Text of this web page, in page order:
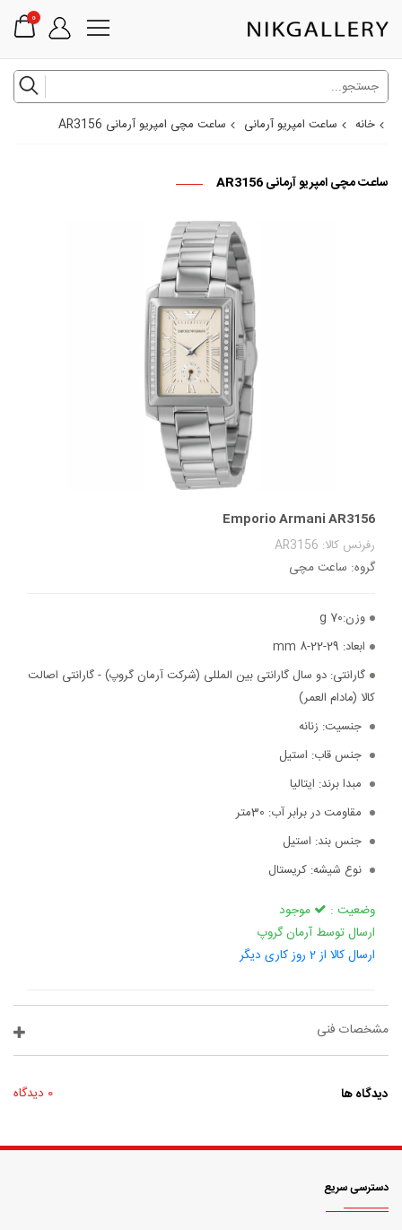
0
خانه ساعت امپریو آرمانی ساعت مچی امپریو آرمانی AR3156
ساعت مچی امپریو آرمانی AR3156
Emporio Armani AR3156
رفرنس کالا: AR3156
گروه: ساعت مچی
وزن:70 g
ابعاد:
گارانتی: دو سال گارانتی بین المللی (شرکت آرمان گروپ) - گارانتی اصالت
کالا (مادام العمر)
جنسیت: زنانه
جنس قاب: استیل
مبدا برند: ایتالیا
مقاومت در برابر آب: 30متر
جنس بند: استیل
نوع شیشه: کریستال
وضعیت :
موجود
ارسال توسط آرمان گروپ
ارسال کالا از 2 روز کاری دیگر
مشخصات فنی
دیدگاه ها 0 دیدگاه
دسترسی سریع